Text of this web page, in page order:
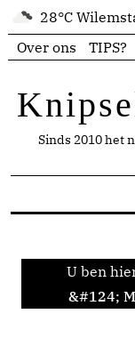
28°C
Over ons
TIPS?
Sinds 2010 het
U ben
&#124;